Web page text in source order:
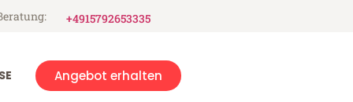
+4915792653335
Angebot erhalten